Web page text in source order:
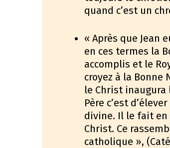
quand c’est un
« Après que Jean
en ces termes la
accomplis et le
croyez à la Bonne
le Christ inaugura
Père c’est
divine. Il le fait en
Christ. Ce
catholique »,